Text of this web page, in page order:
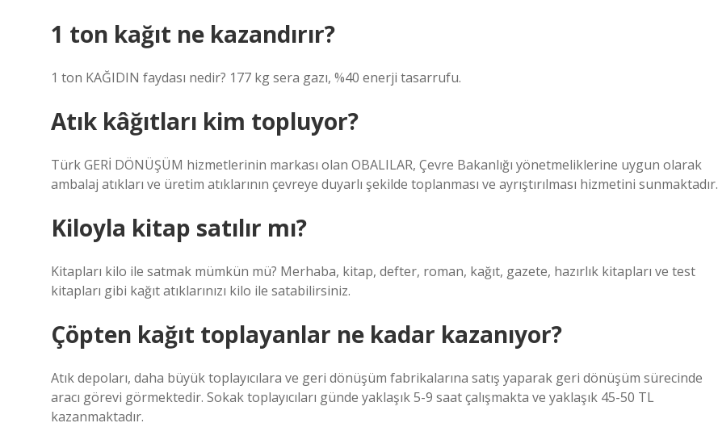
1 ton kağıt ne kazandırır?
1 ton KAĞIDIN faydası nedir? 177 kg sera gazı, %40 enerji tasarrufu.
Atık kâğıtları kim topluyor?
Türk GERİ DÖNÜŞÜM hizmetlerinin markası olan OBALILAR, Çevre Bakanlığı yönetmeliklerine uygun olarak
ambalaj atıkları ve üretim atıklarının çevreye duyarlı şekilde toplanması ve ayrıştırılması hizmetini sunmaktadır.
Kiloyla kitap satılır mı?
Kitapları kilo ile satmak mümkün mü? Merhaba, kitap, defter, roman, kağıt, gazete, hazırlık kitapları ve test
kitapları gibi kağıt atıklarınızı kilo ile satabilirsiniz.
Çöpten kağıt toplayanlar ne kadar kazanıyor?
Atık depoları, daha büyük toplayıcılara ve geri dönüşüm fabrikalarına satış yaparak geri dönüşüm sürecinde
aracı görevi görmektedir. Sokak toplayıcıları günde yaklaşık 5-9 saat çalışmakta ve yaklaşık 45-50 TL
kazanmaktadır.